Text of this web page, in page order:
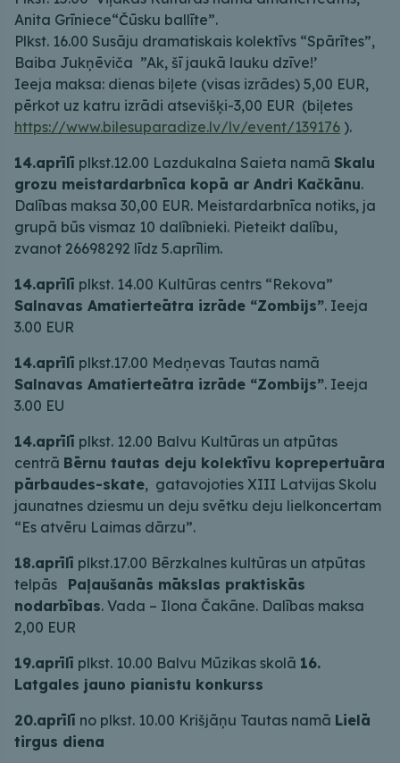
Anita Grīniece“Čūsku ballīte”.
Plkst. 16.00 Susāju dramatiskais kolektīvs “Spārītes”,
Baiba Jukņēviča ”Ak, šī jaukā lauku dzīve!’
Ieeja maksa: dienas biļete (visas izrādes) 5,00 EUR,
pērkot uz katru izrādi atsevišķi-3,00 EUR (biļetes
https://www.bilesuparadize.lv/lv/event/139176 ).
14.aprīlī plkst.12.00 Lazdukalna Saieta namā Skalu
grozu meistardarbnīca kopā ar Andri Kačkānu.
Dalības maksa 30,00 EUR. Meistardarbnīca notiks, ja
grupā būs vismaz 10 dalībnieki. Pieteikt dalību,
zvanot 26698292 līdz 5.aprīlim.
14.aprīlī plkst. 14.00 Kultūras centrs “Rekova”
Salnavas Amatierteātra izrāde “Zombijs”. Ieeja
3.00 EUR
14.aprīlī plkst.17.00 Medņevas Tautas namā
Salnavas Amatierteātra izrāde “Zombijs”. Ieeja
3.00 EU
14.aprīlī plkst. 12.00 Balvu Kultūras un atpūtas
centrā Bērnu tautas deju kolektīvu koprepertuāra
pārbaudes-skate, gatavojoties XIII Latvijas Skolu
jaunatnes dziesmu un deju svētku deju lielkoncertam
“Es atvēru Laimas dārzu”.
18.aprīlī plkst.17.00 Bērzkalnes kultūras un atpūtas
telpās Paļaušanās mākslas praktiskās
nodarbības. Vada – Ilona Čakāne. Dalības maksa
2,00 EUR
19.aprīlī plkst. 10.00 Balvu Mūzikas skolā 16.
Latgales jauno pianistu konkurss
20.aprīlī no plkst. 10.00 Krišjāņu Tautas namā Lielā
tirgus diena